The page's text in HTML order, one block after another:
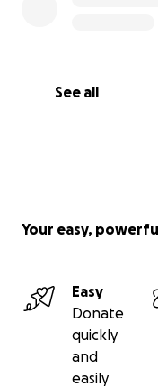
See all
Your easy,
Easy
Donate
quickly
and
easily